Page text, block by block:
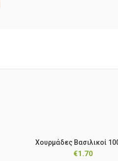
Χουρμάδες Βασιλικοί
€1.70